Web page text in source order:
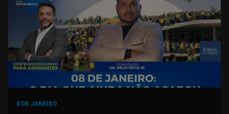
FacebookWhatsappTwitterMessengerTelegramGettr
8 DE JANEIRO